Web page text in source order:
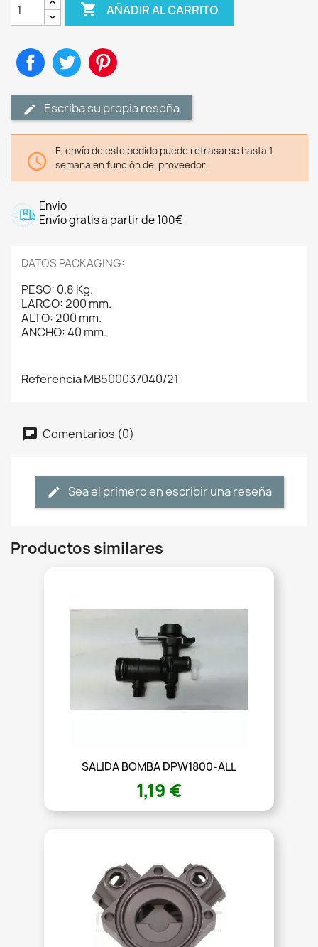
 AÑADIR AL CARRITO
CompartirTuitear
Escriba su propia reseña

El envío de este pedido puede retrasarse hasta 1
semana en función del proveedor.
Envio
Envío gratis a partir de 100€
DATOS PACKAGING:
PESO: 0.8 Kg.
LARGO: 200 mm.
ALTO: 200 mm.
ANCHO: 40 mm.
ReferenciaMB500037040/21
Comentarios (0)
Sea el primero en escribir una reseña
Productos similares
SALIDA BOMBA DPW1800-ALL
1,19 €